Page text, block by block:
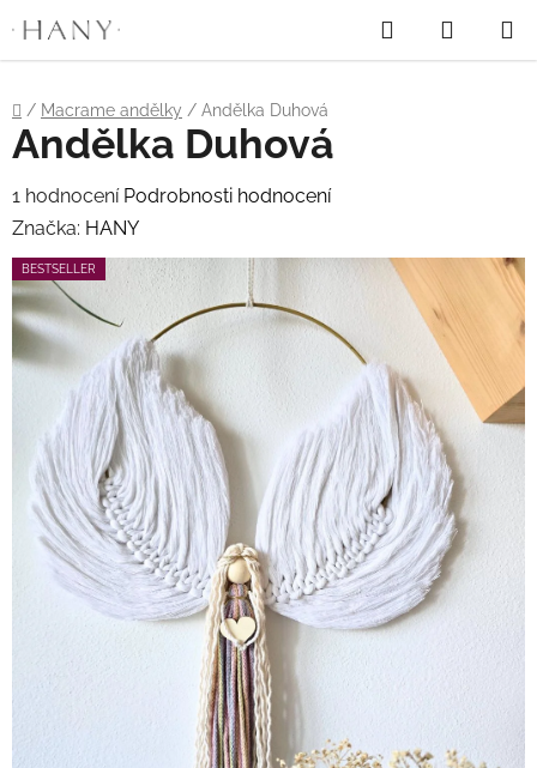
Přejít
na
Hledat
KOŠÍK
Domů
/ Macrame andělky / Andělka Duhová
Andělka Duhová
Průměrné
hodnocení
produktu
je
5,0
z
hvězdiček.
1 hodnocení Podrobnosti hodnocení
Značka: HANY
BESTSELLER